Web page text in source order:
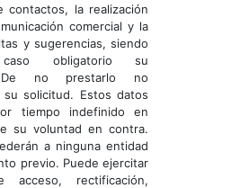
la realización
comercial y la
y sugerencias, siendo
obligatorio su
De no prestarlo no
solicitud. Estos datos
tiempo indefinido en
su voluntad en contra.
a ninguna entidad
previo. Puede ejercitar
acceso, rectificación,